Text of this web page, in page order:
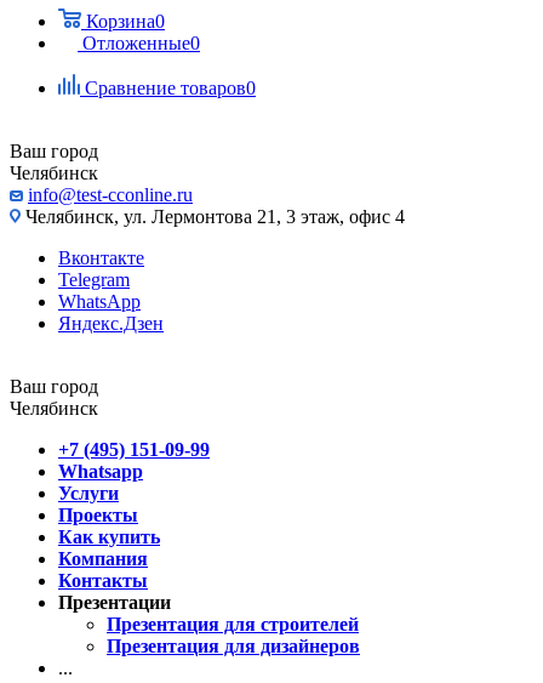
Корзина0
Отложенные0
Сравнение товаров0
Ваш город
Челябинск
info@test-cconline.ru
Челябинск, ул. Лермонтова 21, 3 этаж, офис 4
Вконтакте
Telegram
WhatsApp
Яндекс.Дзен
Ваш город
Челябинск
+7 (495) 151-09-99
Whatsapp
Услуги
Проекты
Как купить
Компания
Контакты
Презентации
Презентация для строителей
Презентация для дизайнеров
...